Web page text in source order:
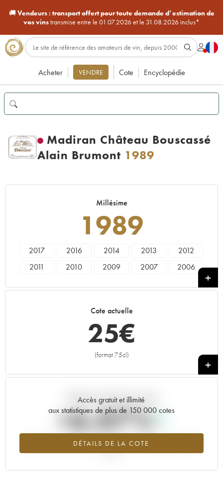
🚚Vendeurs : transport offert pour toute demande d’estimation de
vos vinstransmise entre le 01.07.2026 et le 31.08.2026 inclus*
Acheter VENDRE Cote Encyclopédie
Madiran Château Bouscassé
Alain Brumont 1989
Millésime
1989
2017 2016 2014 2013
2012
2011
2010 2009 2007
2006
1993
1985
Cote actuelle
25€
(format 75cl)
+
Accès gratuit et illimité
aux statistiques de plus de 150 000 cotes
DÉTAILS DE LA COTE
Tendance actuelle de la cote
+6.07%
Tendance à la hausse du millésime 1989 en 2026 par rapport à